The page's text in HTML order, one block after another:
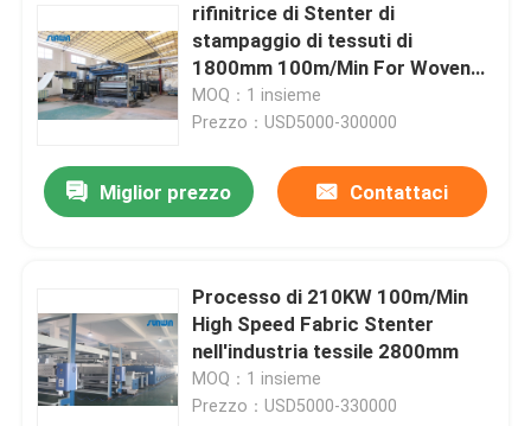
rifinitrice di Stenter di
stampaggio di tessuti di
1800mm 100m/Min For Woven
Printed Fabric
MOQ：1 insieme
Prezzo：USD5000-300000
Miglior prezzo Contattaci
Processo di 210KW 100m/Min
High Speed Fabric Stenter
nell'industria tessile 2800mm
MOQ：1 insieme
Prezzo：USD5000-330000